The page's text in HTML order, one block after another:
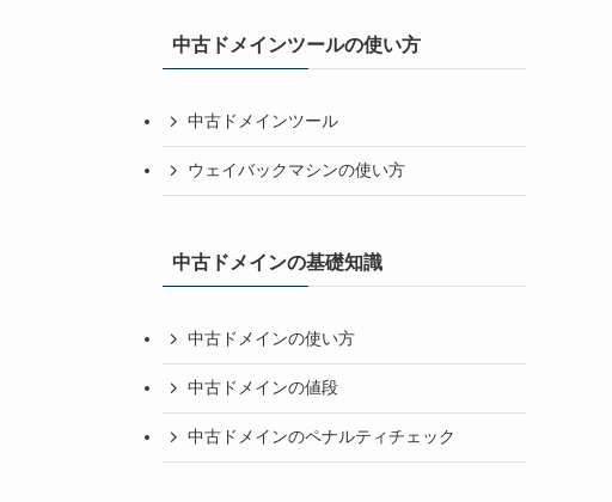
中古ドメインツールの使い方
中古ドメインツール
ウェイバックマシンの使い方
中古ドメインの基礎知識
中古ドメインの使い方
中古ドメインの値段
中古ドメインのペナルティチェック